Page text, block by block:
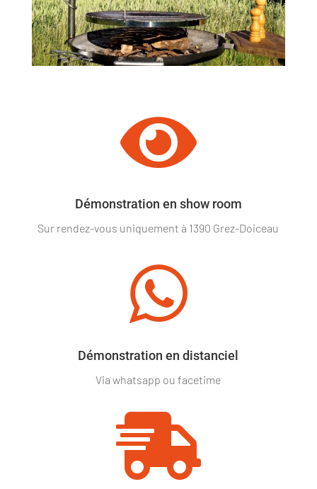

Démonstration en show room
Sur rendez-vous uniquement à 1390 Grez-Doiceau

Démonstration en distanciel
Via whatsapp ou facetime
